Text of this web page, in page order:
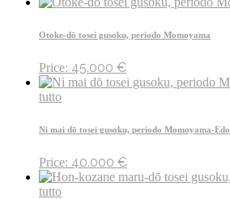
Otoke-dō tosei gusoku, periodo Momoyama
Price: 45.000 €
tutto
Ni mai dō tosei gusoku, periodo Momoyama-Edo
Price: 40.000 €
tutto